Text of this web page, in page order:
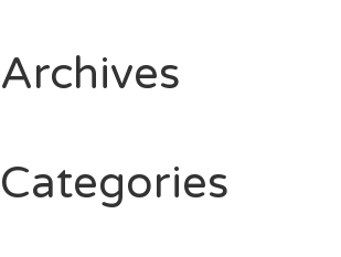
Archives
Categories